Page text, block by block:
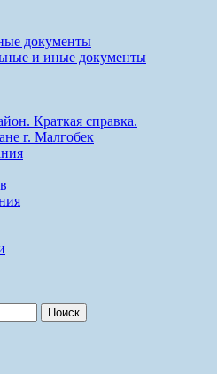
документы
и иные документы
Краткая справка.
г. Малгобек